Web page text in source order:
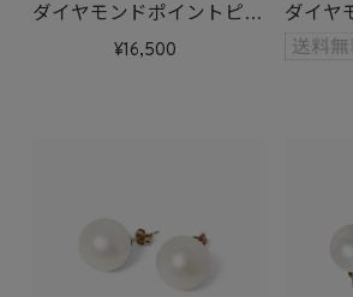
ダイヤモンドポイントピア
ス(ゴールド)16,500
ダイヤ
(ゴール